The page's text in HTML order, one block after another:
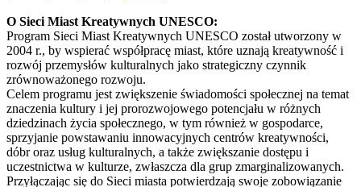
O Sieci Miast Kreatywnych UNESCO:
Program Sieci Miast Kreatywnych UNESCO został utworzony w
2004 r., by wspierać współpracę miast, które uznają kreatywność i
rozwój przemysłów kulturalnych jako strategiczny czynnik
zrównoważonego rozwoju.
Celem programu jest zwiększenie świadomości społecznej na temat
znaczenia kultury i jej prorozwojowego potencjału w różnych
dziedzinach życia społecznego, w tym również w gospodarce,
sprzyjanie powstawaniu innowacyjnych centrów kreatywności,
dóbr oraz usług kulturalnych, a także zwiększanie dostępu i
uczestnictwa w kulturze, zwłaszcza dla grup zmarginalizowanych.
Przyłączając się do Sieci miasta potwierdzają swoje zobowiązanie